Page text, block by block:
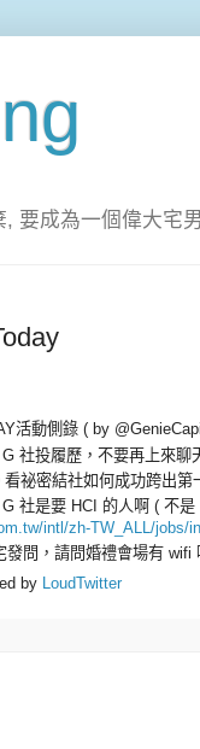
, 要成為一個偉大宅
活動側錄 ( by
社投履歷，不要再上來聊
看祕密結社如何成功跨出第
社是要 HCI 的人啊 ( 不
intl/zh-TW_ALL/jobs/
發問，請問婚禮會場有 wifi
by LoudTwitter